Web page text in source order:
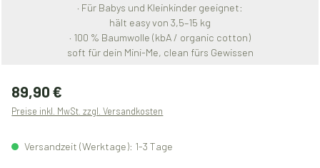
· Für Babys und Kleinkinder geeignet:
hält easy von 3,5–15 kg
· 100 % Baumwolle (kbA / organic cotton)
soft für dein Mini-Me, clean fürs Gewissen
Regulärer Preis:
89,90 €
Preise inkl. MwSt. zzgl. Versandkosten
Versandzeit (Werktage): 1-3 Tage